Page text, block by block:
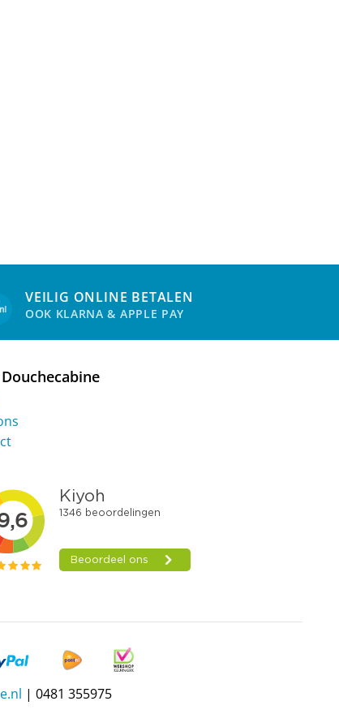
VEILIG ONLINE BETALEN
OOK KLARNA & APPLE PAY
| 0481 355975